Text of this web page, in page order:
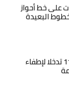
على خط أحواز
البعيدة
الحماية المدنية: 115 تدخلا لإطفاء